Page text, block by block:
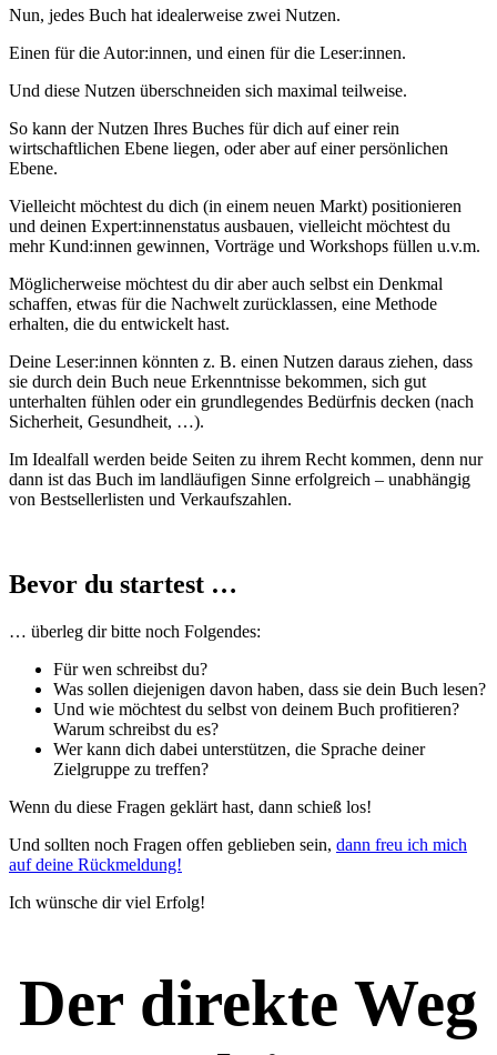
Nun, jedes Buch hat idealerweise zwei Nutzen.
Einen für die Autor:innen, und einen für die Leser:innen.
Und diese Nutzen überschneiden sich maximal teilweise.
So kann der Nutzen Ihres Buches für dich auf einer rein
wirtschaftlichen Ebene liegen, oder aber auf einer persönlichen
Ebene.
Vielleicht möchtest du dich (in einem neuen Markt) positionieren
und deinen Expert:innenstatus ausbauen, vielleicht möchtest du
mehr Kund:innen gewinnen, Vorträge und Workshops füllen u.v.m.
Möglicherweise möchtest du dir aber auch selbst ein Denkmal
schaffen, etwas für die Nachwelt zurücklassen, eine Methode
erhalten, die du entwickelt hast.
Deine Leser:innen könnten z. B. einen Nutzen daraus ziehen, dass
sie durch dein Buch neue Erkenntnisse bekommen, sich gut
unterhalten fühlen oder ein grundlegendes Bedürfnis decken (nach
Sicherheit, Gesundheit, …).
Im Idealfall werden beide Seiten zu ihrem Recht kommen, denn nur
dann ist das Buch im landläufigen Sinne erfolgreich – unabhängig
von Bestsellerlisten und Verkaufszahlen.
Bevor du startest …
… überleg dir bitte noch Folgendes:
Für wen schreibst du?
Was sollen diejenigen davon haben, dass sie dein Buch lesen?
Und wie möchtest du selbst von deinem Buch profitieren?
Warum schreibst du es?
Wer kann dich dabei unterstützen, die Sprache deiner
Zielgruppe zu treffen?
Wenn du diese Fragen geklärt hast, dann schieß los!
Und sollten noch Fragen offen geblieben sein, dann freu ich mich
auf deine Rückmeldung!
Ich wünsche dir viel Erfolg!
Der direkte Weg